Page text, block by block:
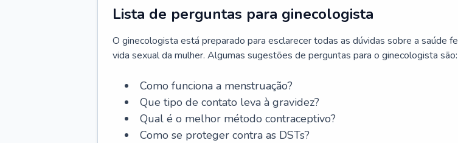
Lista de perguntas para ginecologista
O ginecologista está preparado para esclarecer todas as dúvidas sobre a saúde
vida sexual da mulher. Algumas sugestões de perguntas para o ginecologista são:
Como funciona a menstruação?
Que tipo de contato leva à gravidez?
Qual é o melhor método contraceptivo?
Como se proteger contra as DSTs?